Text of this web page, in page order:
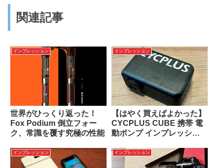
関連記事
インプレッション
世界がひっくり返った！
Fox Podium 倒立フォー
ク、常識を覆す究極の性能
インプレッション
【はやく買えばよかった】
CYCPLUS CUBE 携帯 電
動ポンプ インプレッショ
インプレッション インプレッション